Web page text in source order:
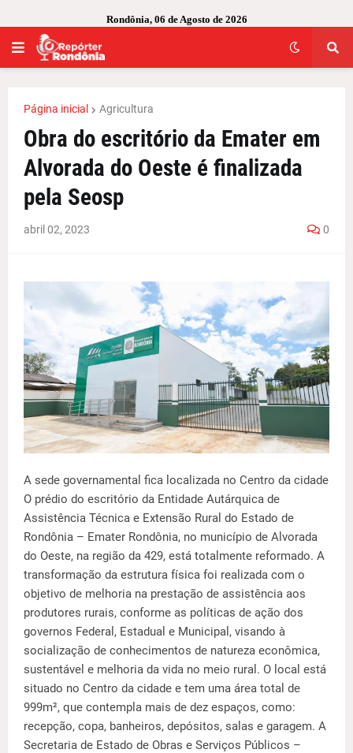
Rondônia, 06 de Agosto de 2026
Página inicial Agricultura
Obra do escritório da Emater em
Alvorada do Oeste é finalizada
pela Seosp
abril 02, 2023 0
A sede governamental fica localizada no Centro da cidade
O prédio do escritório da Entidade Autárquica de
Assistência Técnica e Extensão Rural do Estado de
Rondônia – Emater Rondônia, no município de Alvorada
do Oeste, na região da 429, está totalmente reformado. A
transformação da estrutura física foi realizada com o
objetivo de melhoria na prestação de assistência aos
produtores rurais, conforme as políticas de ação dos
governos Federal, Estadual e Municipal, visando à
socialização de conhecimentos de natureza econômica,
sustentável e melhoria da vida no meio rural. O local está
situado no Centro da cidade e tem uma área total de
999m², que contempla mais de dez espaços, como:
recepção, copa, banheiros, depósitos, salas e garagem. A
Secretaria de Estado de Obras e Serviços Públicos –